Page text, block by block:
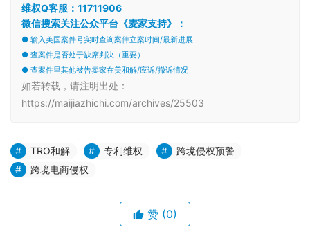
维权Q客服：11711906
微信搜索关注公众平台《麦家支持》：
● 输入美国案件号实时查询案件立案时间/最新进展
● 查案件是否处于缺席判决（重要）
● 查案件里其他被告卖家在美和解/应诉/撤诉情况
如若转载，请注明出处：
https://maijiazhichi.com/archives/25503
TRO和解 专利维权
跨境侵权预警
跨境电商侵权
赞 (0)